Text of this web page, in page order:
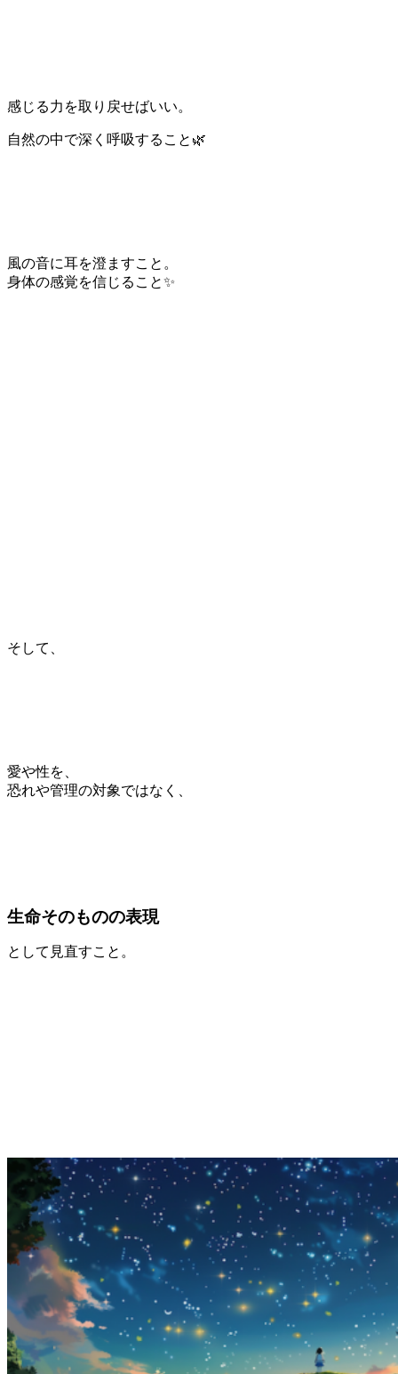
感じる力を取り戻せばいい。
自然の中で深く呼吸すること🌿
風の音に耳を澄ますこと。
身体の感覚を信じること✨️
そして、
愛や性を、
恐れや管理の対象ではなく、
生命そのものの表現
として見直すこと。